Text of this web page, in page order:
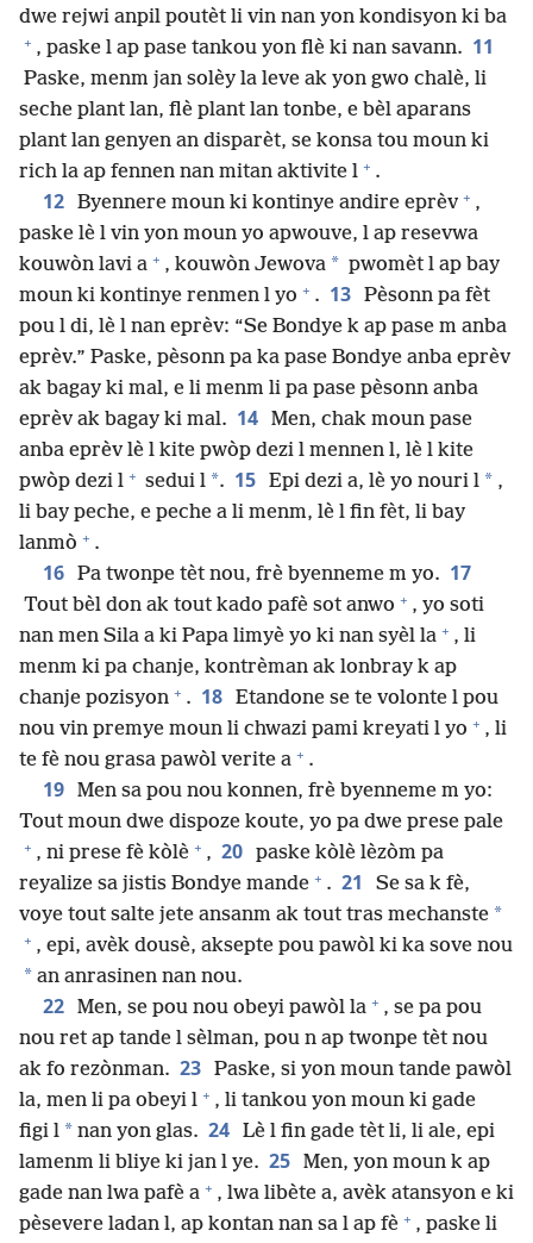
dwe rejwi anpil poutèt li vin nan yon kondisyon ki ba
+ , paske l ap pase tankou yon flè ki nan savann. 11
Paske, menm jan solèy la leve ak yon gwo chalè, li
seche plant lan, flè plant lan tonbe, e bèl aparans
plant lan genyen an disparèt, se konsa tou moun ki
rich la ap fennen nan mitan aktivite l + .
12 Byennere moun ki kontinye andire eprèv + ,
paske lè l vin yon moun yo apwouve, l ap resevwa
kouwòn lavi a + , kouwòn Jewova * pwomèt l ap bay
moun ki kontinye renmen l yo + . 13 Pèsonn pa fèt
pou l di, lè l nan eprèv: “Se Bondye k ap pase m anba
eprèv.” Paske, pèsonn pa ka pase Bondye anba eprèv
ak bagay ki mal, e li menm li pa pase pèsonn anba
eprèv ak bagay ki mal. 14 Men, chak moun pase
anba eprèv lè l kite pwòp dezi l mennen l, lè l kite
pwòp dezi l + sedui l *. 15 Epi dezi a, lè yo nouri l * ,
li bay peche, e peche a li menm, lè l fin fèt, li bay
lanmò + .
16 Pa twonpe tèt nou, frè byenneme m yo. 17
Tout bèl don ak tout kado pafè sot anwo + , yo soti
nan men Sila a ki Papa limyè yo ki nan syèl la + , li
menm ki pa chanje, kontrèman ak lonbray k ap
chanje pozisyon + . 18 Etandone se te volonte l pou
nou vin premye moun li chwazi pami kreyati l yo + , li
te fè nou grasa pawòl verite a + .
19 Men sa pou nou konnen, frè byenneme m yo:
Tout moun dwe dispoze koute, yo pa dwe prese pale
+ , ni prese fè kòlè + , 20 paske kòlè lèzòm pa
reyalize sa jistis Bondye mande + . 21
Se sa k fè,
voye tout salte jete ansanm ak tout tras mechanste *
+ , epi, avèk dousè, aksepte pou pawòl ki ka sove nou
* an anrasinen nan nou.
22 Men, se pou nou obeyi pawòl la + , se pa pou
nou ret ap tande l sèlman, pou n ap twonpe tèt nou
ak fo rezònman. 23 Paske, si yon moun tande pawòl
la, men li pa obeyi l + , li tankou yon moun ki gade
figi l * nan yon glas. 24 Lè l fin gade tèt li, li ale, epi
lamenm li bliye ki jan l ye. 25 Men, yon moun k ap
gade nan lwa pafè a + , lwa libète a, avèk atansyon e ki
pèsevere ladan l, ap kontan nan sa l ap fè + , paske li